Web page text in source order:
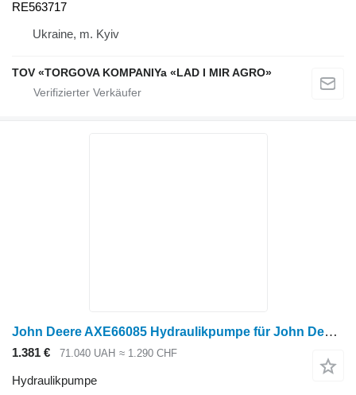
RE563717
Ukraine, m. Kyiv
TOV «TORGOVA KOMPANIYa «LAD I MIR AGRO»
John Deere AXE66085 Hydraulikpumpe für John Deere Radtraktor
1.381 € 71.040 UAH ≈ 1.290 CHF
Hydraulikpumpe